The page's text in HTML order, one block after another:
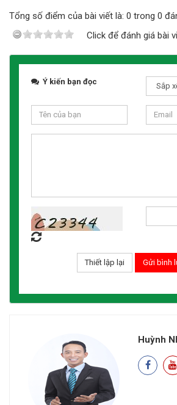
Tổng số điểm của bài viết là: 0 trong 0
Click để đánh giá bài
Ý kiến bạn đọc
Huỳnh